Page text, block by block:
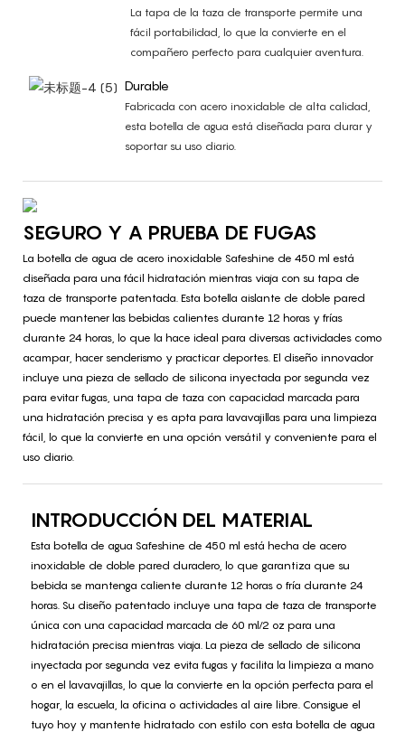
La tapa de la taza de transporte permite una
fácil portabilidad, lo que la convierte en el
compañero perfecto para cualquier aventura.
Durable
Fabricada con acero inoxidable de alta calidad,
esta botella de agua está diseñada para durar y
soportar su uso diario.
SEGURO Y A PRUEBA DE FUGAS
La botella de agua de acero inoxidable Safeshine de 450 ml está
diseñada para una fácil hidratación mientras viaja con su tapa de
taza de transporte patentada. Esta botella aislante de doble pared
puede mantener las bebidas calientes durante 12 horas y frías
durante 24 horas, lo que la hace ideal para diversas actividades como
acampar, hacer senderismo y practicar deportes. El diseño innovador
incluye una pieza de sellado de silicona inyectada por segunda vez
para evitar fugas, una tapa de taza con capacidad marcada para
una hidratación precisa y es apta para lavavajillas para una limpieza
fácil, lo que la convierte en una opción versátil y conveniente para el
uso diario.
INTRODUCCIÓN DEL MATERIAL
Esta botella de agua Safeshine de 450 ml está hecha de acero
inoxidable de doble pared duradero, lo que garantiza que su
bebida se mantenga caliente durante 12 horas o fría durante 24
horas. Su diseño patentado incluye una tapa de taza de transporte
única con una capacidad marcada de 60 ml/2 oz para una
hidratación precisa mientras viaja. La pieza de sellado de silicona
inyectada por segunda vez evita fugas y facilita la limpieza a mano
o en el lavavajillas, lo que la convierte en la opción perfecta para el
hogar, la escuela, la oficina o actividades al aire libre. Consigue el
tuyo hoy y mantente hidratado con estilo con esta botella de agua